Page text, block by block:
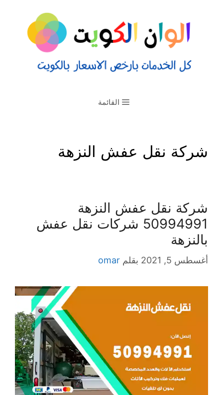
القائمة
شركة نقل عفش النزهة
شركة نقل عفش النزهة
50994991 شركات نقل عفش
بالنزهة
أغسطس 5, 2021 بقلم omar